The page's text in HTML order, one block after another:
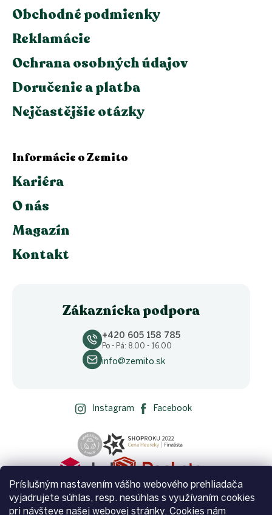
Príslušným nastavením vášho webového prehliadača
vyjadrujete súhlas, resp. nesúhlas s využívaním cookies
pri návšteve našej webovej stránky. Cookies nám
Obchodné podmienky
Reklamácie
Ochrana osobných údajov
Doručenie a platba
Nejčastějšie otázky
Informácie o Zemito
Kariéra
O nás
Magazín
Kontakt
Zákaznícka podpora
+420 605 158 785
Po - Pá: 8.00 - 16.00
info@zemito.sk
Instagram Facebook